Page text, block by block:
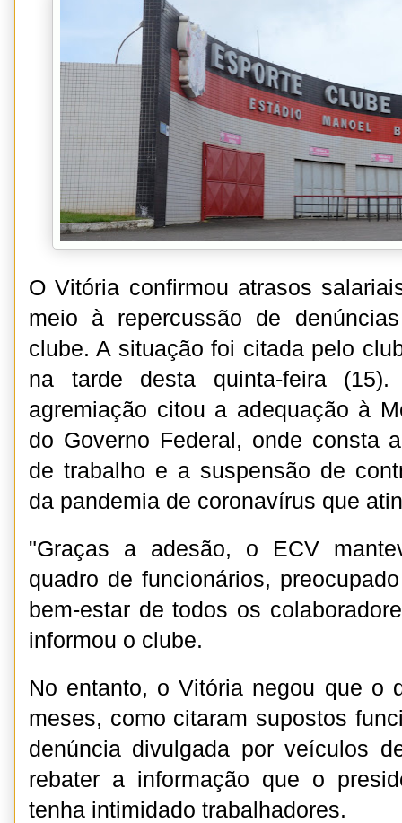
O Vitória confirmou atrasos
meio à repercussão de
clube. A situação foi citada pelo
na tarde desta quinta-feira
agremiação citou a adequação à
do Governo Federal, onde consta
de trabalho e a suspensão de
da pandemia de coronavírus que
"Graças a adesão, o ECV
quadro de funcionários,
bem-estar de todos os
informou o clube.
No entanto, o Vitória negou que o
meses, como citaram supostos
denúncia divulgada por veículos
rebater a informação que o
tenha intimidado trabalhadores.